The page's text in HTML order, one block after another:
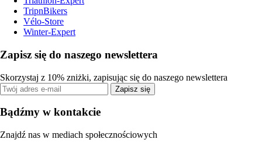
TripnBikers
Vélo-Store
Winter-Expert
Zapisz się do naszego newslettera
Skorzystaj z 10% zniżki, zapisując się do naszego newslettera
Zapisz się
Bądźmy w kontakcie
Znajdź nas w mediach społecznościowych